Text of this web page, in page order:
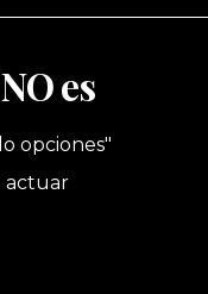
es
opciones"
actuar